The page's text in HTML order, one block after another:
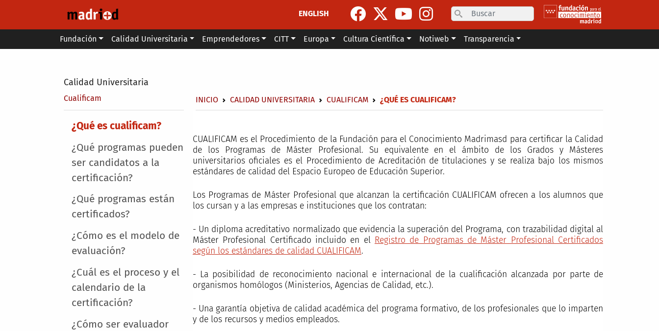
ENGLISH
Search
Main menu
Fundación Calidad Universitaria Emprendedores CITT Europa Cultura Científica Notiweb Transparencia
Calidad Universitaria
Cualificam Sobrescribir enlaces de ayuda a la navegación
INICIO CALIDAD UNIVERSITARIA CUALIFICAM ¿QUÉ ES CUALIFICAM?
Main menu
¿Qué es cualificam?
¿Qué programas pueden
ser candidatos a la
certificación?
¿Qué programas están
certificados?
¿Cómo es el modelo de
evaluación?
¿Cuál es el proceso y el
calendario de la
certificación?
¿Cómo ser evaluador
CUALIFICAM es el Procedimiento de la Fundación para el Conocimiento Madrimasd para certificar la Calidad
de los Programas de Máster Profesional. Su equivalente en el ámbito de los Grados y Másteres
universitarios oficiales es el Procedimiento de Acreditación de titulaciones y se realiza bajo los mismos
estándares de calidad del Espacio Europeo de Educación Superior.
Los Programas de Máster Profesional que alcanzan la certificación CUALIFICAM ofrecen a los alumnos que
los cursan y a las empresas e instituciones que los contratan:
- Un diploma acreditativo normalizado que evidencia la superación del Programa, con trazabilidad digital al
Máster Profesional Certificado incluido en el Registro de Programas de Máster Profesional Certificados
según los estándares de calidad CUALIFICAM.
- La posibilidad de reconocimiento nacional e internacional de la cualificación alcanzada por parte de
organismos homólogos (Ministerios, Agencias de Calidad, etc.).
- Una garantía objetiva de calidad académica del programa formativo, de los profesionales que lo imparten
y de los recursos y medios empleados.